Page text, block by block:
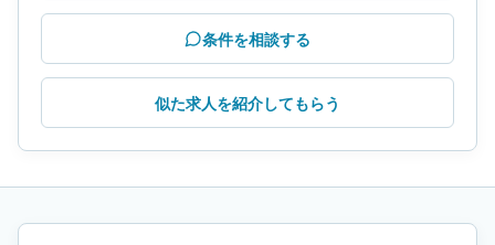
条件を相談する
似た求人を紹介してもらう